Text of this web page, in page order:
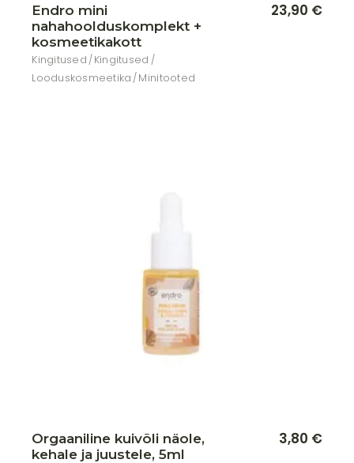
Endro mini
nahahoolduskomplekt +
kosmeetikakott
Kingitused Kingitused
Looduskosmeetika Minitooted
23,90 €
Orgaaniline kuivõli näole,
kehale ja juustele, 5ml
3,80 €